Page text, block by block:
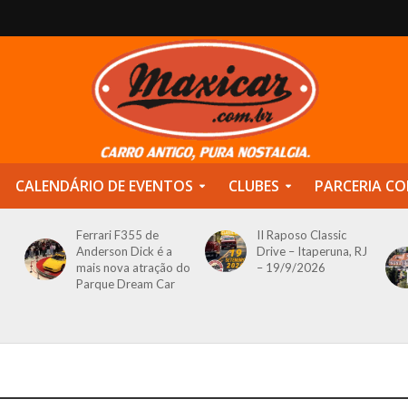
CALENDÁRIO DE EVENTOS CLUBES PARCERIA
Ferrari F355 de
Anderson Dick é a
mais nova atração do
Parque Dream Car
II Raposo Classic
Drive – Itaperuna, RJ
– 19/9/2026